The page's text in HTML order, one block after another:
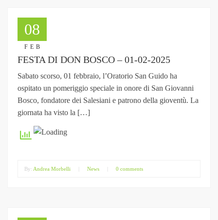
08
FEB
FESTA DI DON BOSCO – 01-02-2025
Sabato scorso, 01 febbraio, l’Oratorio San Guido ha
ospitato un pomeriggio speciale in onore di San Giovanni
Bosco, fondatore dei Salesiani e patrono della gioventù. La
giornata ha visto la […]
By: Andrea Morbelli News 0 comments